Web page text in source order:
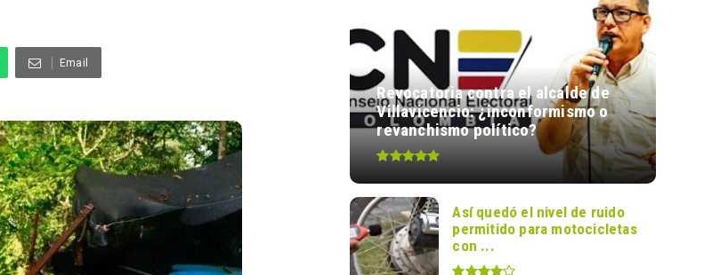
Email
Revocatoria contra el alcalde de
Villavicencio: ¿inconformismo o
revanchismo político?
Así quedó el nivel de ruido
permitido para motocicletas
con ...